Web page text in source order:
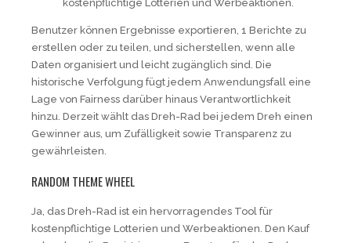
kostenpflichtige Lotterien und Werbeaktionen.
Benutzer können Ergebnisse exportieren, 1 Berichte zu
erstellen oder zu teilen, und sicherstellen, wenn alle
Daten organisiert und leicht zugänglich sind. Die
historische Verfolgung fügt jedem Anwendungsfall eine
Lage von Fairness darüber hinaus Verantwortlichkeit
hinzu. Derzeit wählt das Dreh-Rad bei jedem Dreh einen
Gewinner aus, um Zufälligkeit sowie Transparenz zu
gewährleisten.
RANDOM THEME WHEEL
Ja, das Dreh-Rad ist ein hervorragendes Tool für
kostenpflichtige Lotterien und Werbeaktionen. Den Kauf